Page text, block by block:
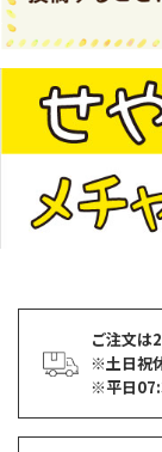
ご注文は
※土日祝
※平日